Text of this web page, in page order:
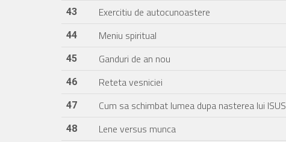
43 Exercitiu de autocunoastere
44 Meniu spiritual
45 Ganduri de an nou
46 Reteta vesniciei
47 Cum sa schimbat lumea dupa nasterea lui ISUS
48 Lene versus munca